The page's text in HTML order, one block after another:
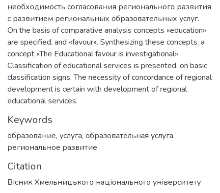
необходимость согласования регионального развития
с развитием региональных образовательных услуг.
On the basis of comparative analysis concepts «education»
are specified, and «favour». Synthesizing these concepts, a
concept «The Educational favour is investigational».
Classification of educational services is presented, on basic
classification signs. The necessity of concordance of regional
development is certain with development of regional
educational services.
Keywords
образование, услуга, образовательная услуга,
региональное развитие
Citation
Вісник Хмельницького національного університету